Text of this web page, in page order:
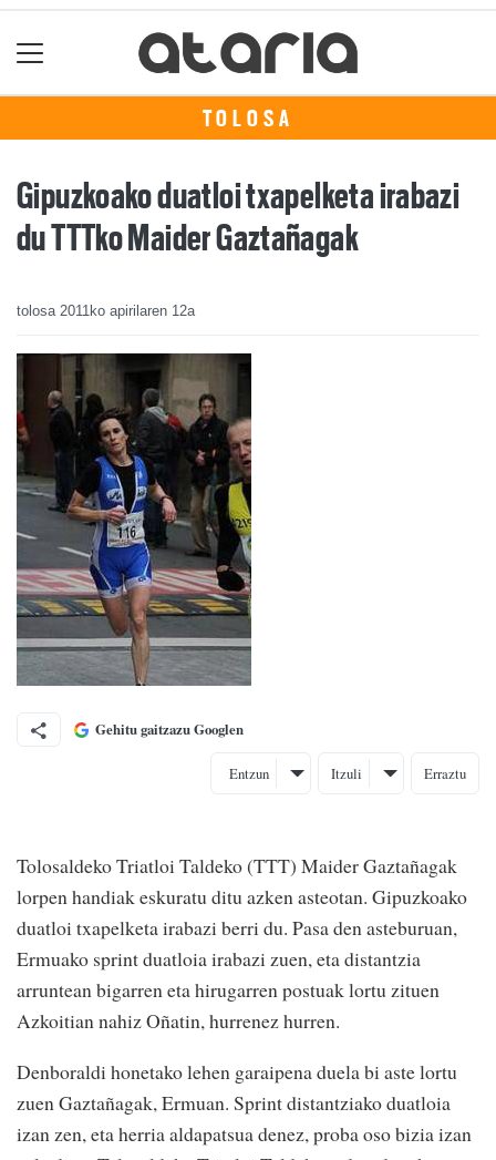
TOLOSA
Gipuzkoako duatloi txapelketa irabazi
du TTTko Maider Gaztañagak
tolosa 2011ko apirilaren 12a
Gehitu gaitzazu Googlen
Entzun Itzuli Erraztu
Tolosaldeko Triatloi Taldeko (TTT) Maider Gaztañagak
lorpen handiak eskuratu ditu azken asteotan. Gipuzkoako
duatloi txapelketa irabazi berri du. Pasa den asteburuan,
Ermuako sprint duatloia irabazi zuen, eta distantzia
arruntean bigarren eta hirugarren postuak lortu zituen
Azkoitian nahiz Oñatin, hurrenez hurren.
Denboraldi honetako lehen garaipena duela bi aste lortu
zuen Gaztañagak, Ermuan. Sprint distantziako duatloia
izan zen, eta herria aldapatsua denez, proba oso bizia izan